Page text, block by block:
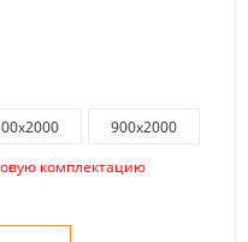
900x2000
комплектацию